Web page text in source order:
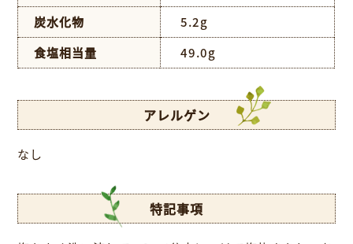
炭水化物
5.2g
食塩相当量
49.0g
アレルゲン
なし
特記事項